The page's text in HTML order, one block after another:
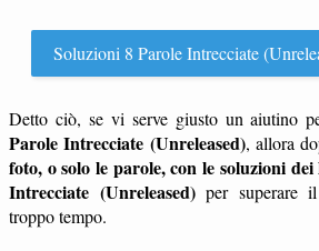
Soluzioni 8 Parole Intrecciate
Detto ciò, se vi serve giusto un aiutino
Parole Intrecciate (Unreleased), allora
foto, o solo le parole, con le soluzioni
Intrecciate (Unreleased)per superare il
troppo tempo.